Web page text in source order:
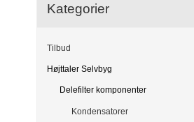
Kategorier
Tilbud
Højttaler Selvbyg
Delefilter komponenter
Kondensatorer